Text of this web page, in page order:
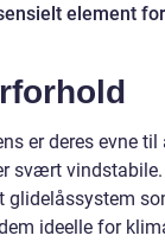
element
er deres evne
svært vindstabile.
ideelle for